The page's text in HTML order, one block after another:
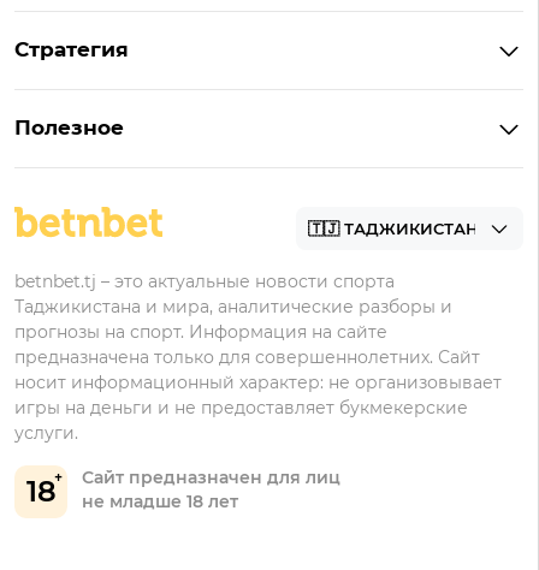
Что значит «чет» и «нечет»
Стратегия
Полезное
Академия
18
Сайт предназначен для лиц
не младше 18 лет
betnbet.tj – это актуальные новости спорта
Таджикистана и мира, аналитические разборы и
прогнозы на спорт. Информация на сайте
предназначена только для совершеннолетних. Сайт
носит информационный характер: не организовывает
игры на деньги и не предоставляет букмекерские
услуги.